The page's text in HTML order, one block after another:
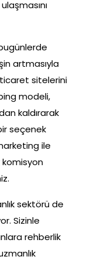
artmasıyla
sitelerini
modeli,
kaldırarak
seçenek
ile
komisyon
sektörü de
Sizinle
rehberlik